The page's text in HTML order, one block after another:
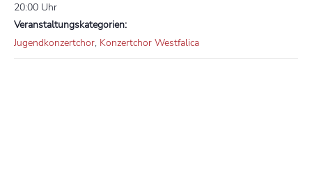
20:00 Uhr
Veranstaltungskategorien:
Jugendkonzertchor, Konzertchor Westfalica